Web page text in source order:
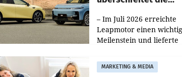
– Im Juli 2026 erreichte
Leapmotor einen
Meilenstein und lieferte
aus, womit sich das
gegenüber Juli 2025
MARKETING & MEDIA